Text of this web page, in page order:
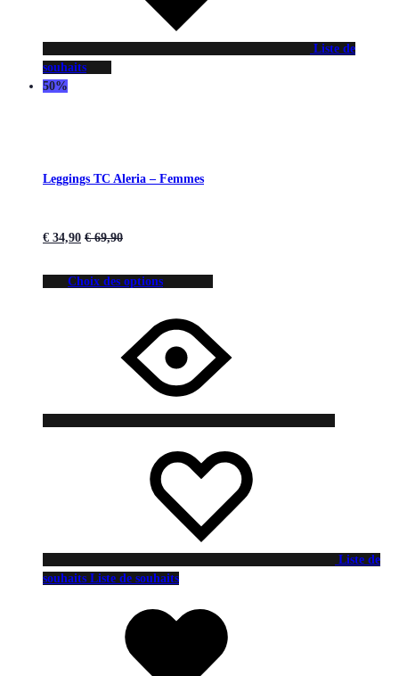
Liste de
souhaits
50%
Leggings TC Aleria – Femmes
€ 34,90 €69,90
Choix des options
Liste de
souhaits Liste de souhaits